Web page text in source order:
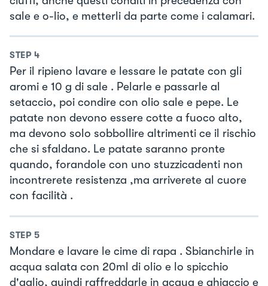
sale e o-lio, e metterli da parte come i calamari.
STEP 4
Per il ripieno lavare e lessare le patate con gli
aromi e 10 g di sale . Pelarle e passarle al
setaccio, poi condire con olio sale e pepe. Le
patate non devono essere cotte a fuoco alto,
ma devono solo sobbollire altrimenti ce il rischio
che si sfaldano. Le patate saranno pronte
quando, forandole con uno stuzzicadenti non
incontrerete resistenza ,ma arriverete al cuore
con facilità .
STEP 5
Mondare e lavare le cime di rapa . Sbianchirle in
acqua salata con 20ml di olio e lo spicchio
d'aglio, quindi raffreddarle in acqua e ghiaccio e